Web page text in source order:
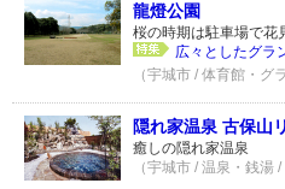
龍燈公園
桜の時期は駐車場で
広々としたグラ
（宇城市 / 体育館・グ
隠れ家温泉 古保山
癒しの隠れ家温泉
（宇城市 / 温泉・銭湯